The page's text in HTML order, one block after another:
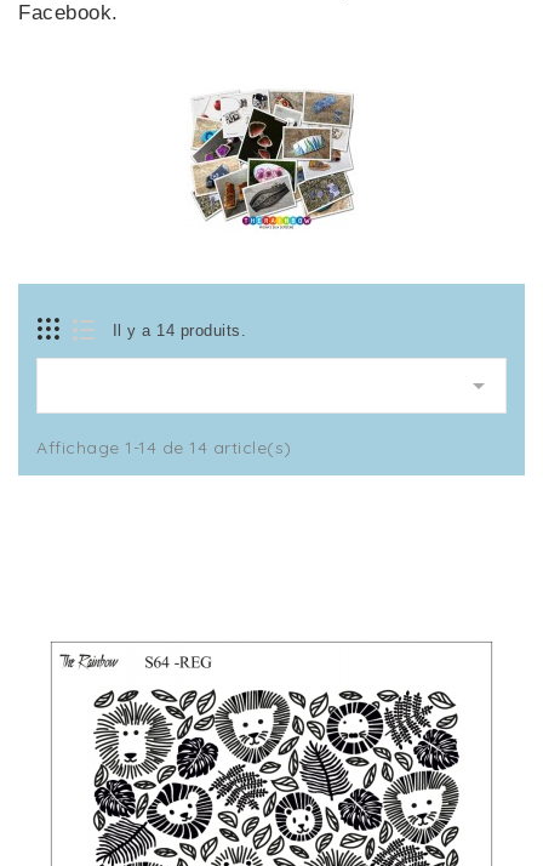
Facebook.
Il y a 14 produits.

Affichage 1-14 de 14 article(s)